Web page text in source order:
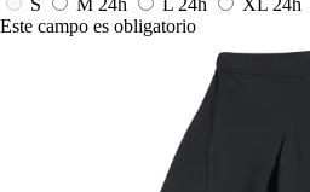
S M 24h L 24h XL 24h
Este campo es obligatorio